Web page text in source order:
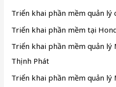
m
:
Triển khai phần mềm quản lý
Triển khai phần mềm tại
Triển khai phần mềm quản lý
Thịnh Phát
Triển khai phần mềm quản lý